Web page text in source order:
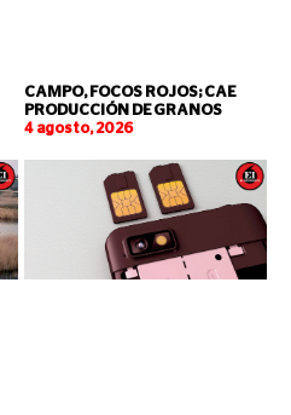
CAMPO, FOCOS ROJOS; CAE
PRODUCCIÓN DE GRANOS
4 agosto, 2026